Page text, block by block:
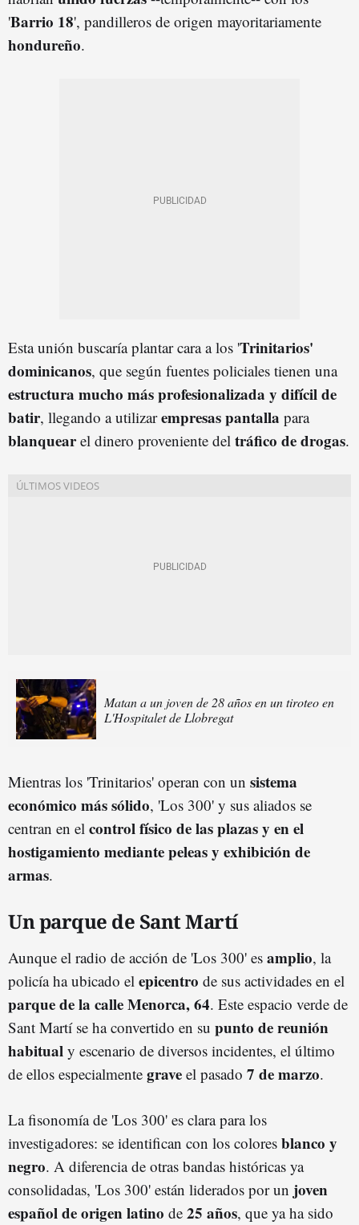
'Barrio 18', pandilleros de origen mayoritariamente
hondureño.
Esta unión buscaría plantar cara a los 'Trinitarios'
dominicanos, que según fuentes policiales tienen una
estructura mucho más profesionalizada y difícil de
batir, llegando a utilizarempresas pantalla para
blanquearel dinero proveniente del tráfico de drogas.
Matan a un joven de 28 años en un tiroteo en
L'Hospitalet de Llobregat
Mientras los 'Trinitarios' operan con un sistema
económico más sólido, 'Los 300' y sus aliados se
centran en el control físico de las plazas y en el
hostigamiento mediante peleas y exhibición de
armas.
Un parque de Sant Martí
Aunque el radio de acción de 'Los 300' es amplio, la
policía ha ubicado el epicentro de sus actividades en el
parque de la calle Menorca, 64. Este espacio verde de
Sant Martí se ha convertido en su punto de reunión
habitual y escenario de diversos incidentes, el último
de ellos especialmente grave el pasado 7 de marzo.
La fisonomía de 'Los 300' es clara para los
investigadores: se identifican con los colores blanco y
negro. A diferencia de otras bandas históricas ya
consolidadas, 'Los 300' están liderados por un joven
español de origen latino de 25 años, que ya ha sido